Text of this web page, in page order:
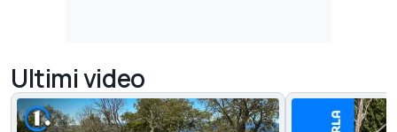
Ultimi video